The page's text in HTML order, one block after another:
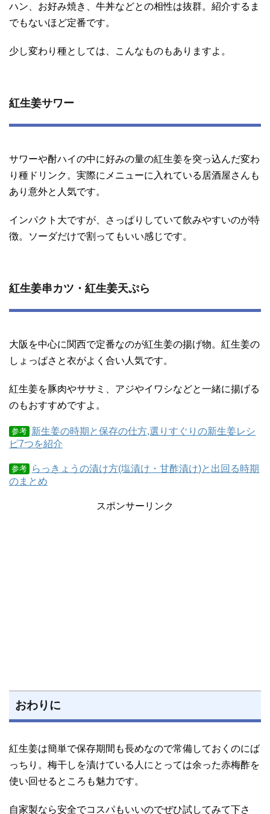
ハン、お好み焼き、牛丼などとの相性は抜群。紹介するま
でもないほど定番です。
少し変わり種としては、こんなものもありますよ。
紅生姜サワー
サワーや酎ハイの中に好みの量の紅生姜を突っ込んだ変わ
り種ドリンク。実際にメニューに入れている居酒屋さんも
あり意外と人気です。
インパクト大ですが、さっぱりしていて飲みやすいのが特
徴。ソーダだけで割ってもいい感じです。
紅生姜串カツ・紅生姜天ぷら
大阪を中心に関西で定番なのが紅生姜の揚げ物。紅生姜の
しょっぱさと衣がよく合い人気です。
紅生姜を豚肉やササミ、アジやイワシなどと一緒に揚げる
のもおすすめですよ。
参考 新生姜の時期と保存の仕方,選りすぐりの新生姜レシ
ピ7つを紹介
参考
らっきょうの漬け方(塩漬け・甘酢漬け)と出回る時期
のまとめ
スポンサーリンク
おわりに
紅生姜は簡単で保存期間も長めなので常備しておくのにば
っちり。梅干しを漬けている人にとっては余った赤梅酢を
使い回せるところも魅力です。
自家製なら安全でコスパもいいのでぜひ試してみて下さ